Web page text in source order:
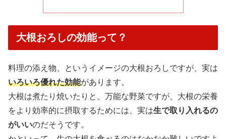
大根おろしの効能って？
料理の添え物、というイメージの大根おろしですが、実は
いろいろ優れた効能があります。
大根は煮たり焼いたりと、万能な野菜ですが、大根の栄養
をより効率的に摂取するためには、実は生で取り入れるの
がいいのだそうです。